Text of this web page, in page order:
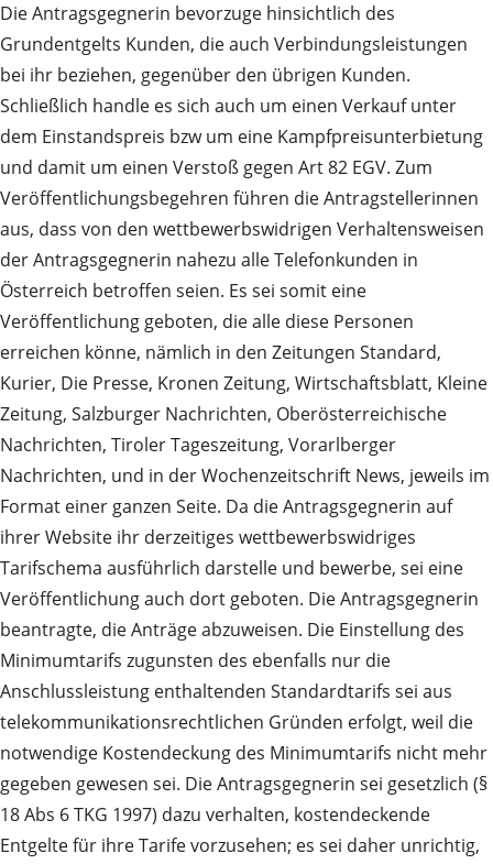
Die Antragsgegnerin bevorzuge hinsichtlich des
Grundentgelts Kunden, die auch Verbindungsleistungen
bei ihr beziehen, gegenüber den übrigen Kunden.
Schließlich handle es sich auch um einen Verkauf unter
dem Einstandspreis bzw um eine Kampfpreisunterbietung
und damit um einen Verstoß gegen Art 82 EGV. Zum
Veröffentlichungsbegehren führen die Antragstellerinnen
aus, dass von den wettbewerbswidrigen Verhaltensweisen
der Antragsgegnerin nahezu alle Telefonkunden in
Österreich betroffen seien. Es sei somit eine
Veröffentlichung geboten, die alle diese Personen
erreichen könne, nämlich in den Zeitungen Standard,
Kurier, Die Presse, Kronen Zeitung, Wirtschaftsblatt, Kleine
Zeitung, Salzburger Nachrichten, Oberösterreichische
Nachrichten, Tiroler Tageszeitung, Vorarlberger
Nachrichten, und in der Wochenzeitschrift News, jeweils im
Format einer ganzen Seite. Da die Antragsgegnerin auf
ihrer Website ihr derzeitiges wettbewerbswidriges
Tarifschema ausführlich darstelle und bewerbe, sei eine
Veröffentlichung auch dort geboten. Die Antragsgegnerin
beantragte, die Anträge abzuweisen. Die Einstellung des
Minimumtarifs zugunsten des ebenfalls nur die
Anschlussleistung enthaltenden Standardtarifs sei aus
telekommunikationsrechtlichen Gründen erfolgt, weil die
notwendige Kostendeckung des Minimumtarifs nicht mehr
gegeben gewesen sei. Die Antragsgegnerin sei gesetzlich (§
18 Abs 6 TKG 1997) dazu verhalten, kostendeckende
Entgelte für ihre Tarife vorzusehen; es sei daher unrichtig,